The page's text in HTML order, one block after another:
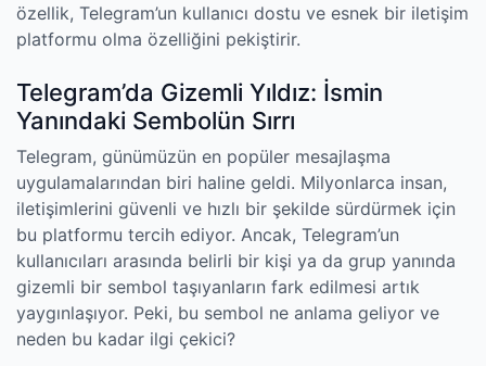
özellik, Telegram’un kullanıcı dostu ve esnek bir iletişim
platformu olma özelliğini pekiştirir.
Telegram’da Gizemli Yıldız: İsmin
Yanındaki Sembolün Sırrı
Telegram, günümüzün en popüler mesajlaşma
uygulamalarından biri haline geldi. Milyonlarca insan,
iletişimlerini güvenli ve hızlı bir şekilde sürdürmek için
bu platformu tercih ediyor. Ancak, Telegram’un
kullanıcıları arasında belirli bir kişi ya da grup yanında
gizemli bir sembol taşıyanların fark edilmesi artık
yaygınlaşıyor. Peki, bu sembol ne anlama geliyor ve
neden bu kadar ilgi çekici?